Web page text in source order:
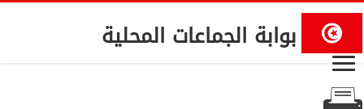
بوابة الجماعات المحلية